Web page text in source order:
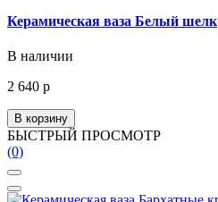
Керамическая ваза Белый шелк
В наличии
2 640 р
В корзину
БЫСТРЫЙ ПРОСМОТР
(0)